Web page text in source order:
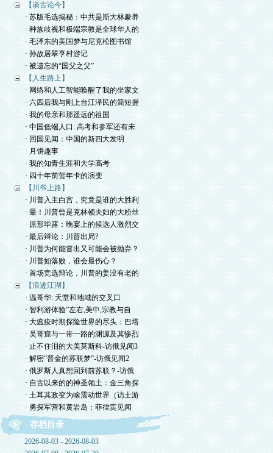
【谈古论今】
· 苏版毛选揭秘：中共是斯大林豢养
· 种族歧视和极端宗教是全球华人的
· 毛泽东的美国梦与尼克松图书馆
· 孙故居翠亨村游记
· 被遗忘的“国父之父”
【人生路上】
· 网络和人工智能唤醒了我的坐家文
· 六四后我与刚上台江泽民的简短握
· 我的母亲和那遥远的祖国
· 中国低端人口: 高考和参军还有未
· 回国见闻：中国的新四大发明
· 月饼趣事
· 我的知青生涯和大学高考
· 四十年前贺年卡的演变
【川爷上路】
· 川普入主白宫，究竟是谁的大胜利
· 晕！川普曾是克林顿夫妇的大粉丝
· 原形毕露：晚宴上的候选人激烈交
· 最后辩论：川普出局?
· 川普为何能冒出又可能会被抛弃？
· 川普如落败，谁会最伤心？
· 首场竞选辩论，川普的姜没有老的
【浪迹江湖】
· 温哥华: 天堂和地域的交叉口
· 智利游体验”左右,美中,宗教与自
· 大瘟疫时期探险世界的尽头：巴塔
· 吴哥窟与一带一路的渊源及其惨烈
· 止不住泪的大美莫斯科-访俄见闻3
· 解密“普金的苏联梦”-访俄见闻2
· 俄罗斯人真想回到前苏联？-访俄
· 自古以来的的神圣领土：金三角探
· 土耳其政变为啥震动世界（访土游
· 勇探军营和黄岩岛：菲律宾见闻
存档目录
2026-08-03 - 2026-08-03